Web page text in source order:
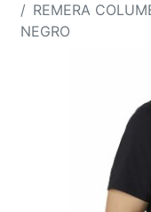
REMERA
NEGRO